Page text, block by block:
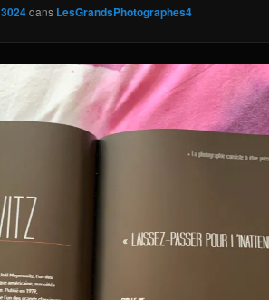
dans LesGrandsPhotographes4